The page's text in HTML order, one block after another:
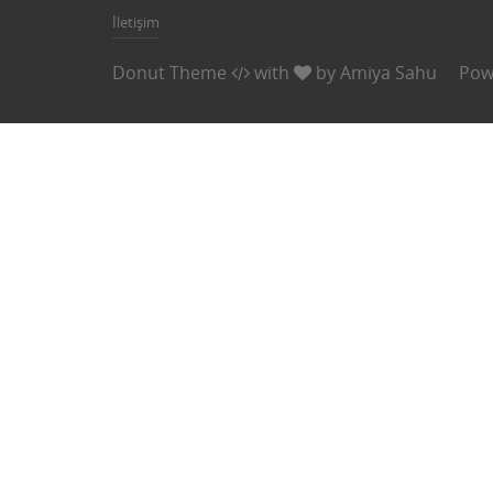
İletişim
Donut Theme with byAmiya Sahu